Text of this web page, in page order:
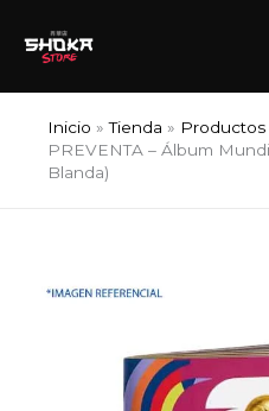
Inicio Tienda Productos
PREVENTA – Álbum
Blanda)